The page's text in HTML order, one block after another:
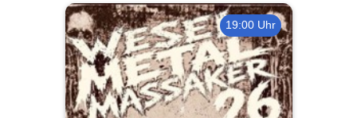
19:00 Uhr